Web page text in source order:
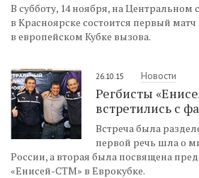
В субботу, 14 ноября, на Центральном
в Красноярске состоится первый
в европейском Кубке вызова.
26.10.15 Новости
Регбисты
встретились с
Встреча была
первой речь шла о
России, а вторая была посвящена
«Енисей-СТМ» в Еврокубке.